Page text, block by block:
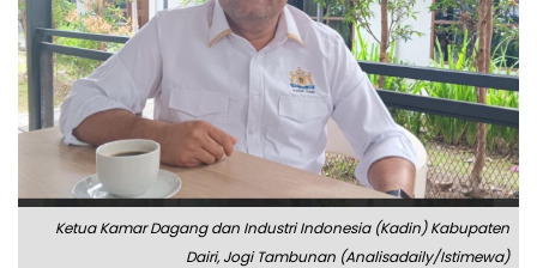
Ketua Kamar Dagang dan Industri Indonesia (Kadin) Kabupaten
Dairi, Jogi Tambunan (Analisadaily/Istimewa)